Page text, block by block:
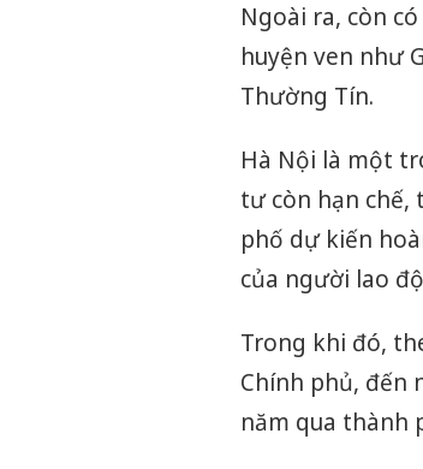
Ngoài ra, còn
huyện ven như
Thường Tín.
Hà Nội là một
tư còn hạn chế,
phố dự kiến
của người lao
Trong khi đó,
Chính phủ, đến
năm qua thành